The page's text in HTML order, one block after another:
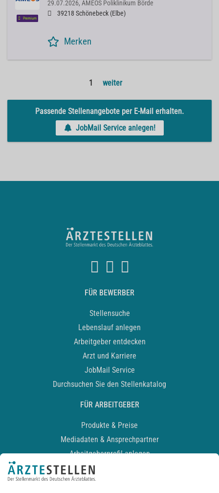
Premium
29.07.2026, AMEOS Poliklinikum Börde
39218 Schönebeck (Elbe)
Merken
1 weiter
Passende Stellenangebote per E-Mail erhalten.
JobMail Service anlegen!
FÜR BEWERBER
Stellensuche
Lebenslauf anlegen
Arbeitgeber entdecken
Arzt und Karriere
JobMail Service
Durchsuchen Sie den Stellenkatalog
FÜR ARBEITGEBER
Produkte & Preise
Mediadaten & Ansprechpartner
Arbeitgeberprofil anlegen
Recruiting-Podcast